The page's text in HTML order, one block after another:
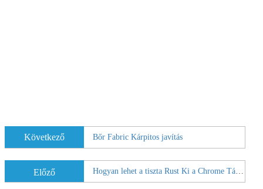
Következő Bőr Fabric Kárpitos javítás
Előző Hogyan lehet a tiszta Rust Ki a Chrome Táblázat